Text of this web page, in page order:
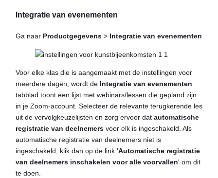
Integratie van evenementen
Ga naar Productgegevens > Integratie van evenementen
Voor elke klas die is aangemaakt met de instellingen voor
meerdere dagen, wordt de Integratie van evenementen
tabblad toont een lijst met webinars/lessen die gepland zijn
in je Zoom-account. Selecteer de relevante terugkerende les
uit de vervolgkeuzelijsten en zorg ervoor dat automatische
registratie van deelnemers voor elk is ingeschakeld. Als
automatische registratie van deelnemers niet is
ingeschakeld, klik dan op de link 'Automatische registratie
van deelnemers inschakelen voor alle voorvallen' om dit
te doen.